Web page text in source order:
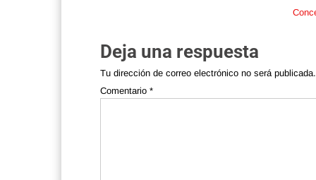
Deja una respuesta
Tu dirección de correo electrónico no será publicada.
Comentario *